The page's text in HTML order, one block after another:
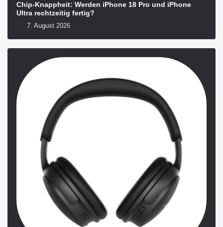
Chip-Knappheit: Werden iPhone 18 Pro und iPhone
Ultra rechtzeitig fertig?
7. August 2026